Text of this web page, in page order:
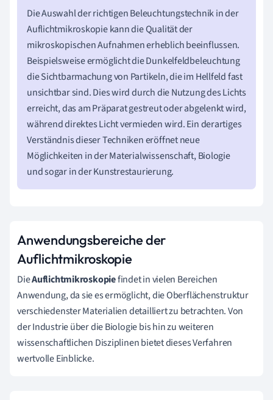
Die Auswahl der richtigen Beleuchtungstechnik in der
Auflichtmikroskopie kann die Qualität der
mikroskopischen Aufnahmen erheblich beeinflussen.
Beispielsweise ermöglicht die Dunkelfeldbeleuchtung
die Sichtbarmachung von Partikeln, die im Hellfeld fast
unsichtbar sind. Dies wird durch die Nutzung des Lichts
erreicht, das am Präparat gestreut oder abgelenkt wird,
während direktes Licht vermieden wird. Ein derartiges
Verständnis dieser Techniken eröffnet neue
Möglichkeiten in der Materialwissenschaft, Biologie
und sogar in der Kunstrestaurierung.
Anwendungsbereiche der
Auflichtmikroskopie
DieAuflichtmikroskopiefindet in vielen Bereichen
Anwendung, da sie es ermöglicht, die Oberflächenstruktur
verschiedenster Materialien detailliert zu betrachten. Von
der Industrie über die Biologie bis hin zu weiteren
wissenschaftlichen Disziplinen bietet dieses Verfahren
wertvolle Einblicke.